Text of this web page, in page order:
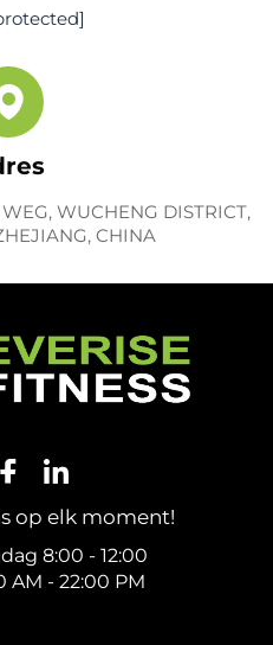
WUCHENG DISTRICT,
CHINA
op elk moment!
8:00 - 12:00
AM - 22:00 PM